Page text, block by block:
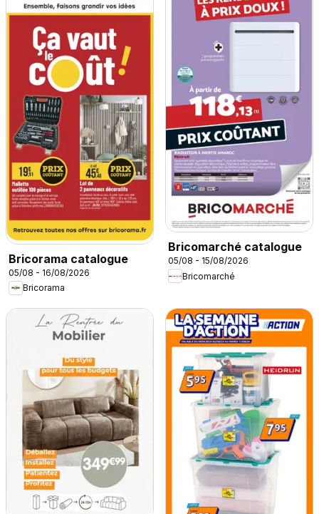
Bricorama catalogue
05/08 - 16/08/2026
Bricorama
Bricomarché catalogue
05/08 - 15/08/2026
Bricomarché